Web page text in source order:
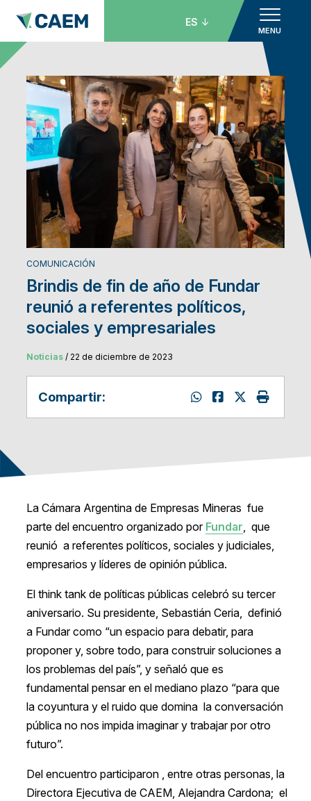
MENU
ES
COMUNICACIÓN
Brindis de fin de año de Fundar
reunió a referentes políticos,
sociales y empresariales
Noticias/ 22 de diciembre de 2023
Compartir:
La Cámara Argentina de Empresas Mineras fue
parte del encuentro organizado por Fundar, que
reunió a referentes políticos, sociales y judiciales,
empresarios y líderes de opinión pública.
El think tank de políticas públicas celebró su tercer
aniversario. Su presidente, Sebastián Ceria, definió
a Fundar como “un espacio para debatir, para
proponer y, sobre todo, para construir soluciones a
los problemas del país”, y señaló que es
fundamental pensar en el mediano plazo “para que
la coyuntura y el ruido que domina la conversación
pública no nos impida imaginar y trabajar por otro
futuro”.
Del encuentro participaron , entre otras personas, la
Directora Ejecutiva de CAEM, Alejandra Cardona; el